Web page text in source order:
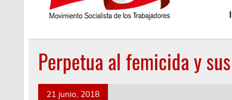
Perpetua al femicida y
21 junio, 2018